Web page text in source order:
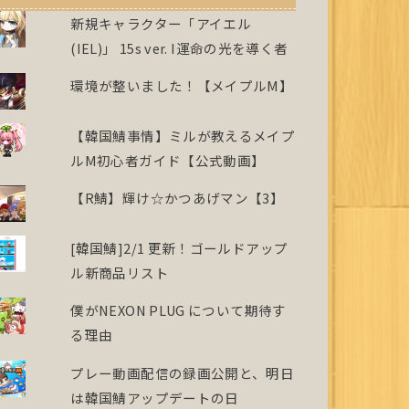
新規キャラクター「アイエル
(IEL)」 15s ver. I運命の光を導く者
環境が整いました！【メイプルM】
【韓国鯖事情】ミルが教えるメイプ
ルM初心者ガイド【公式動画】
【R鯖】輝け☆かつあげマン【3】
[韓国鯖]2/1 更新！ゴールドアップ
ル新商品リスト
僕がNEXON PLUG について期待す
る理由
プレー動画配信の録画公開と、明日
は韓国鯖アップデートの日